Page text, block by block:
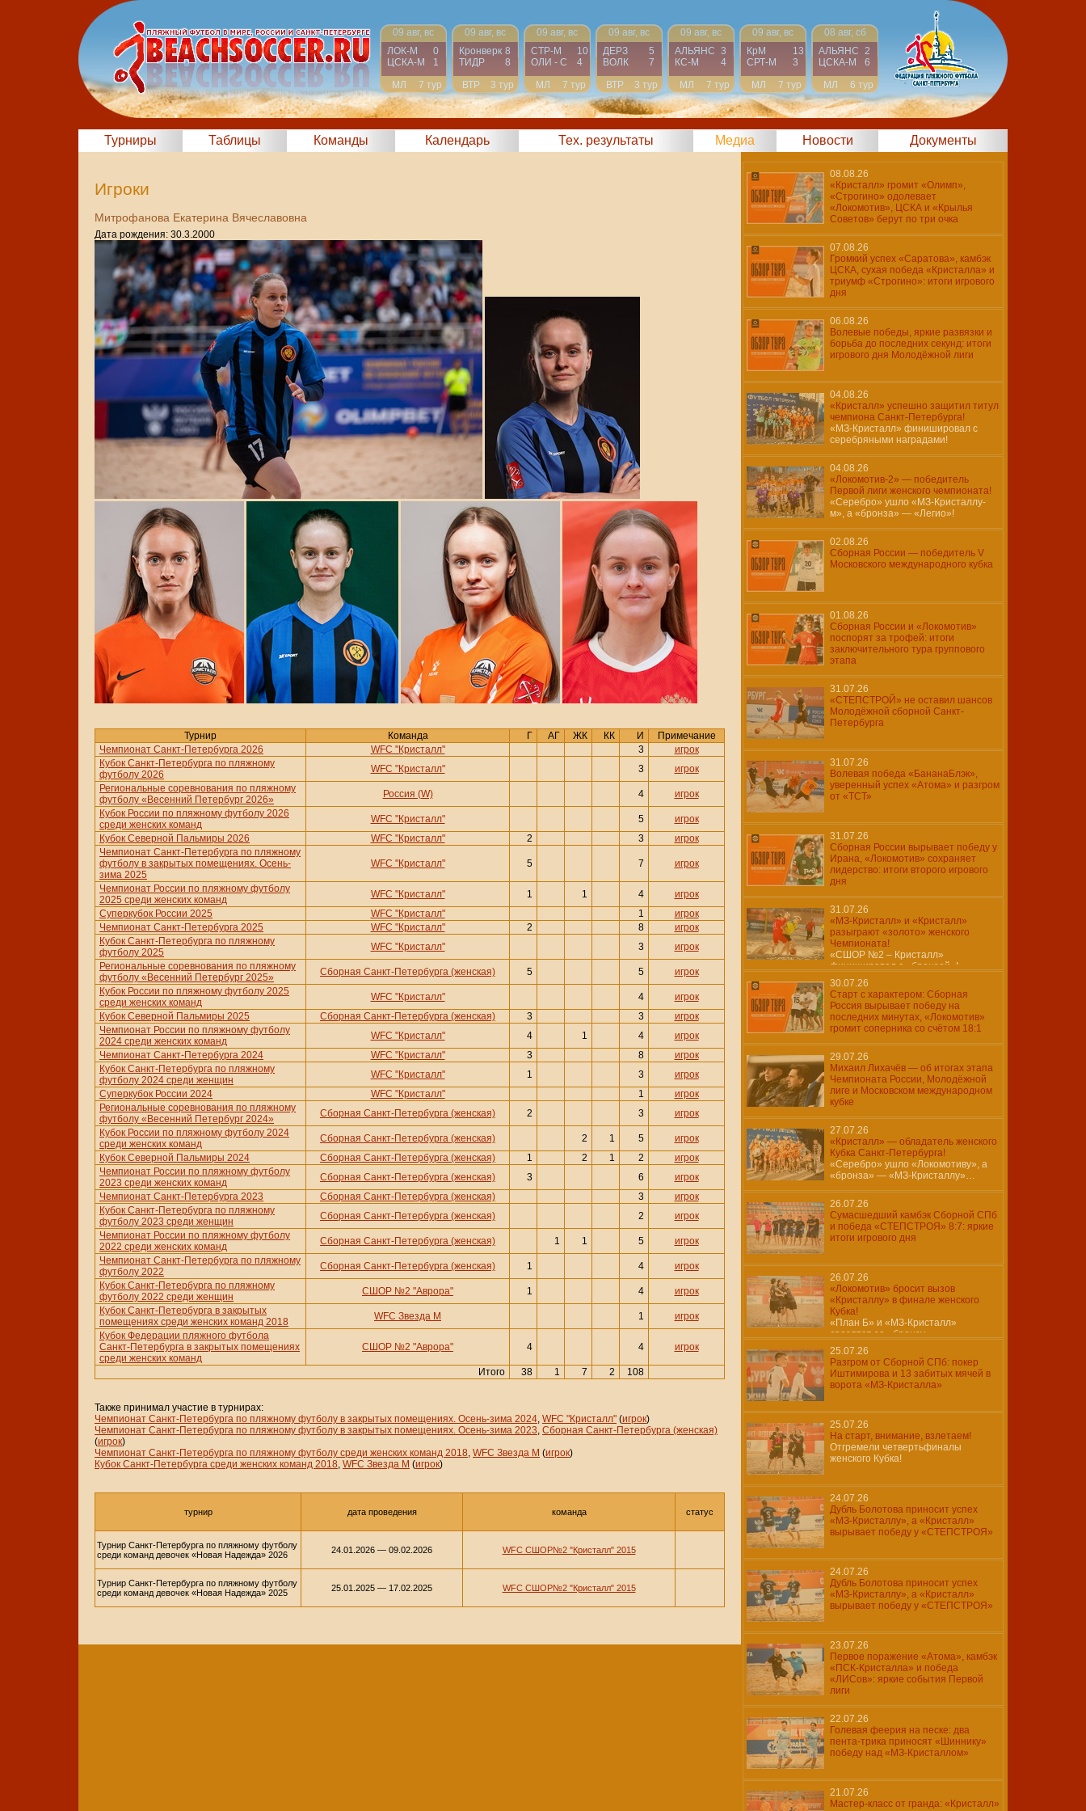
09 авг, вс
ЛОК-М
0
ЦСКА-М
1
МЛ
7 тур
09 авг, вс
Кронверк 8
ТИДР
8
ВТР
3 тур
09 авг, вс
СТР-М
10
ОЛИ - С
4
МЛ
7 тур
09 авг, вс
ДЕРЗ
5
ВОЛК
7
ВТР
3 тур
09 авг, вс
АЛЬЯНС 3
КС-М
4
МЛ
7 тур
09 авг, вс
КрМ
13
СРТ-М
3
МЛ
7 тур
08 авг, сб
АЛЬЯНС 2
ЦСКА-М
6
МЛ
6 тур
Турниры Таблицы Команды Календарь Тех. результаты Медиа Новости Документы
Игроки
Митрофанова Екатерина Вячеславовна
Дата рождения: 30.3.2000
Турнир Команда Г АГ ЖК КК И
Примечание
Чемпионат Санкт-Петербурга 2026
WFC "Кристалл" 3
игрок
Кубок Санкт-Петербурга по пляжному
футболу 2026
WFC "Кристалл" 3
игрок
Региональные соревнования по пляжному
футболу «Весенний Петербург 2026»
Россия (W) 4
игрок
Кубок России по пляжному футболу 2026
среди женских команд
WFC "Кристалл" 5
игрок
Кубок Северной Пальмиры 2026
WFC "Кристалл" 2 3
игрок
Чемпионат Санкт-Петербурга по пляжному
футболу в закрытых помещениях. Осень-
зима 2025
WFC "Кристалл" 5 7 игрок
Чемпионат России по пляжному футболу
2025 среди женских команд
WFC "Кристалл" 1 1 4
игрок
Суперкубок России 2025
WFC "Кристалл" 1
игрок
Чемпионат Санкт-Петербурга 2025
WFC "Кристалл" 2 8
игрок
Кубок Санкт-Петербурга по пляжному
футболу 2025
WFC "Кристалл" 3
игрок
Региональные соревнования по пляжному
футболу «Весенний Петербург 2025»
Сборная Санкт-Петербурга (женская) 5 5
игрок
Кубок России по пляжному футболу 2025
среди женских команд
WFC "Кристалл" 4
игрок
Кубок Северной Пальмиры 2025
Сборная Санкт-Петербурга (женская) 3 3
игрок
Чемпионат России по пляжному футболу
2024 среди женских команд
WFC "Кристалл" 4 1 4
игрок
Чемпионат Санкт-Петербурга 2024
WFC "Кристалл" 3 8
игрок
Кубок Санкт-Петербурга по пляжному
футболу 2024 среди женщин
WFC "Кристалл" 1 3
игрок
Суперкубок России 2024
WFC "Кристалл" 1
игрок
Региональные соревнования по пляжному
футболу «Весенний Петербург 2024»
Сборная Санкт-Петербурга (женская) 2 3
игрок
Кубок России по пляжному футболу 2024
среди женских команд
Сборная Санкт-Петербурга (женская) 2 1 5
игрок
Кубок Северной Пальмиры 2024
Сборная Санкт-Петербурга (женская) 1 2 1 2
игрок
Чемпионат России по пляжному футболу
2023 среди женских команд
Сборная Санкт-Петербурга (женская) 3 6
игрок
Чемпионат Санкт-Петербурга 2023
Сборная Санкт-Петербурга (женская) 3
игрок
Кубок Санкт-Петербурга по пляжному
футболу 2023 среди женщин
Сборная Санкт-Петербурга (женская) 2
игрок
Чемпионат России по пляжному футболу
2022 среди женских команд
Сборная Санкт-Петербурга (женская) 1 1 5
игрок
Чемпионат Санкт-Петербурга по пляжному
футболу 2022
Сборная Санкт-Петербурга (женская) 1 4
игрок
Кубок Санкт-Петербурга по пляжному
футболу 2022 среди женщин
СШОР №2 "Аврора" 1 4
игрок
Кубок Санкт-Петербурга в закрытых
помещениях среди женских команд 2018
WFC Звезда М 1
игрок
Кубок Федерации пляжного футбола
Санкт-Петербурга в закрытых помещениях
среди женских команд
СШОР №2 "Аврора" 4 4 игрок
Итого 38 1 7 2 108
Также принимал участие в турнирах:
Чемпионат Санкт-Петербурга по пляжному футболу в закрытых помещениях. Осень-зима 2024, WFC "Кристалл" (игрок)
Чемпионат Санкт-Петербурга по пляжному футболу в закрытых помещениях. Осень-зима 2023, Сборная Санкт-Петербурга (женская)
(игрок)
Чемпионат Санкт-Петербурга по пляжному футболу среди женских команд 2018, WFC Звезда М (игрок)
Кубок Санкт-Петербурга среди женских команд 2018, WFC Звезда М (игрок)
турнир дата проведения команда статус
Турнир Санкт-Петербурга по пляжному футболу
среди команд девочек «Новая Надежда» 2026
24.01.2026 — 09.02.2026 WFC СШОР№2 "Кристалл" 2015
Турнир Санкт-Петербурга по пляжному футболу
среди команд девочек «Новая Надежда» 2025
25.01.2025 — 17.02.2025 WFC СШОР№2 "Кристалл" 2015
08.08.26
«Кристалл» громит «Олимп»,
«Строгино» одолевает
«Локомотив», ЦСКА и «Крылья
Советов» берут по три очка
07.08.26
Громкий успех «Саратова», камбэк
ЦСКА, сухая победа «Кристалла» и
триумф «Строгино»: итоги игрового
дня
06.08.26
Волевые победы, яркие развязки и
борьба до последних секунд: итоги
игрового дня Молодёжной лиги
04.08.26
«Кристалл» успешно защитил титул
чемпиона Санкт-Петербурга!
«МЗ-Кристалл» финишировал с
серебряными наградами!
04.08.26
«Локомотив-2» — победитель
Первой лиги женского чемпионата!
«Серебро» ушло «МЗ-Кристаллу-
м», а «бронза» — «Легио»!
02.08.26
Сборная России — победитель V
Московского международного кубка
01.08.26
Сборная России и «Локомотив»
поспорят за трофей: итоги
заключительного тура группового
этапа
31.07.26
«СТЕПСТРОЙ» не оставил шансов
Молодёжной сборной Санкт-
Петербурга
31.07.26
Волевая победа «БананаБлэк»,
уверенный успех «Атома» и разгром
от «ТСТ»
31.07.26
Сборная России вырывает победу у
Ирана, «Локомотив» сохраняет
лидерство: итоги второго игрового
дня
31.07.26
«МЗ-Кристалл» и «Кристалл»
разыграют «золото» женского
Чемпионата!
«СШОР №2 – Кристалл»
финишировал с «бронзой»!
30.07.26
Старт с характером: Сборная
Россия вырывает победу на
последних минутах, «Локомотив»
громит соперника со счётом 18:1
29.07.26
Михаил Лихачёв — об итогах этапа
Чемпионата России, Молодёжной
лиге и Московском международном
кубке
27.07.26
«Кристалл» — обладатель женского
Кубка Санкт-Петербурга!
«Серебро» ушло «Локомотиву», а
«бронза» — «МЗ-Кристаллу»…
26.07.26
Сумасшедший камбэк Сборной СПб
и победа «СТЕПСТРОЯ» 8:7: яркие
итоги игрового дня
26.07.26
«Локомотив» бросит вызов
«Кристаллу» в финале женского
Кубка!
«План Б» и «МЗ-Кристалл»
сразятся за «бронзу»…
25.07.26
Разгром от Сборной СПб: покер
Иштимирова и 13 забитых мячей в
ворота «МЗ-Кристалла»
25.07.26
На старт, внимание, взлетаем!
Отгремели четвертьфиналы
женского Кубка!
24.07.26
Дубль Болотова приносит успех
«МЗ-Кристаллу», а «Кристалл»
вырывает победу у «СТЕПСТРОЯ»
24.07.26
Дубль Болотова приносит успех
«МЗ-Кристаллу», а «Кристалл»
вырывает победу у «СТЕПСТРОЯ»
23.07.26
Первое поражение «Атома», камбэк
«ПСК-Кристалла» и победа
«ЛИСов»: яркие события Первой
лиги
22.07.26
Голевая феерия на песке: два
пента-трика приносят «Шиннику»
победу над «МЗ-Кристаллом»
21.07.26
Мастер-класс от гранда: «Кристалл»